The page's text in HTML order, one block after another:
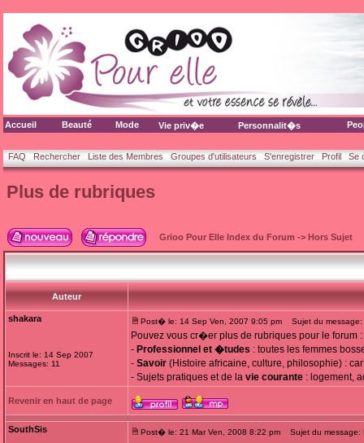
Accueil Beauté Mode Vie priv�e Personnalit�s
FAQ Rechercher Liste des Membres Groupes d'utilisateurs S'enregistrer Profil Se
Plus de rubriques
Grioo Pour Elle Index du Forum -> Hors Sujet
Auteur
shakara
Inscrit le: 14 Sep 2007
Messages: 11
Post� le: 14 Sep Ven, 2007 9:05 pm Sujet du message:
Pouvez vous cr�er plus de rubriques pour le forum :
- Professionnel et �tudes : toutes les femmes
- Savoir (Histoire africaine, culture, philosophie) :
- Sujets pratiques et de la vie courante : logement,
Revenir en haut de page
SouthSis Post� le: 21 Mar Ven, 2008 8:22 pm Sujet du message: